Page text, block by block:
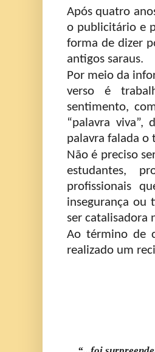
Após quatro
o publicitário e
forma de dizer
antigos saraus.
Por meio da
verso é
sentimento,
“palavra viva”,
palavra falada o
Não é preciso
estudantes,
profissionais
insegurança ou
ser catalisadora
Ao término de
realizado um